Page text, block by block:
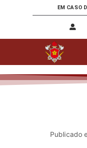
EM CASO
Publicado